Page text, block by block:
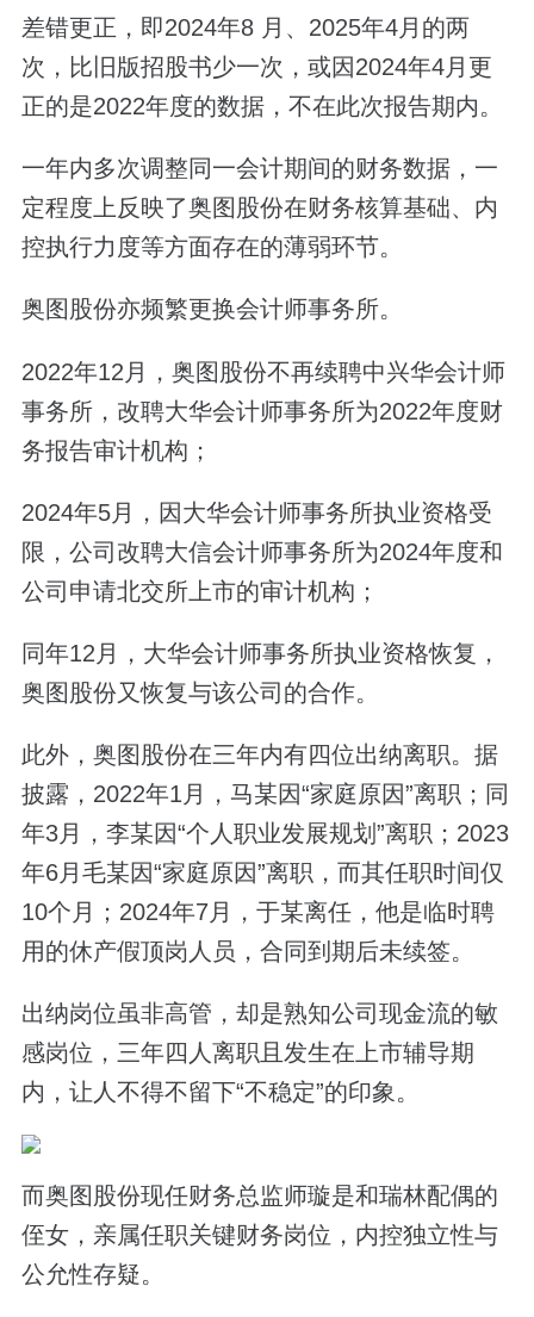
差错更正，即2024年8 月、2025年4月的两
次，比旧版招股书少一次，或因2024年4月更
正的是2022年度的数据，不在此次报告期内。
一年内多次调整同一会计期间的财务数据，一
定程度上反映了奥图股份在财务核算基础、内
控执行力度等方面存在的薄弱环节。
奥图股份亦频繁更换会计师事务所。
2022年12月，奥图股份不再续聘中兴华会计师
事务所，改聘大华会计师事务所为2022年度财
务报告审计机构；
2024年5月，因大华会计师事务所执业资格受
限，公司改聘大信会计师事务所为2024年度和
公司申请北交所上市的审计机构；
同年12月，大华会计师事务所执业资格恢复，
奥图股份又恢复与该公司的合作。
此外，奥图股份在三年内有四位出纳离职。据
披露，2022年1月，马某因“家庭原因”离职；同
年3月，李某因“个人职业发展规划”离职；2023
年6月毛某因“家庭原因”离职，而其任职时间仅
10个月；2024年7月，于某离任，他是临时聘
用的休产假顶岗人员，合同到期后未续签。
出纳岗位虽非高管，却是熟知公司现金流的敏
感岗位，三年四人离职且发生在上市辅导期
内，让人不得不留下“不稳定”的印象。
而奥图股份现任财务总监师璇是和瑞林配偶的
侄女，亲属任职关键财务岗位，内控独立性与
公允性存疑。